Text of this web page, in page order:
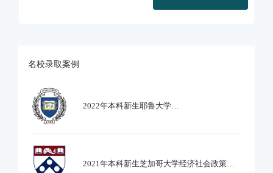
名校录取案例
2022年本科新生耶鲁大学
2021年本科新生芝加哥大学经济社会政策专